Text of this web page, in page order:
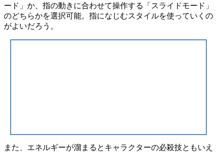
ード」 か、指の動きに合わせて操作する
「スライドモード」
のどちらかを選択可能。指になじむスタイルを使っていくの
がよいだろう。
また、エネルギーが溜まるとキャラクターの必殺技ともいえ